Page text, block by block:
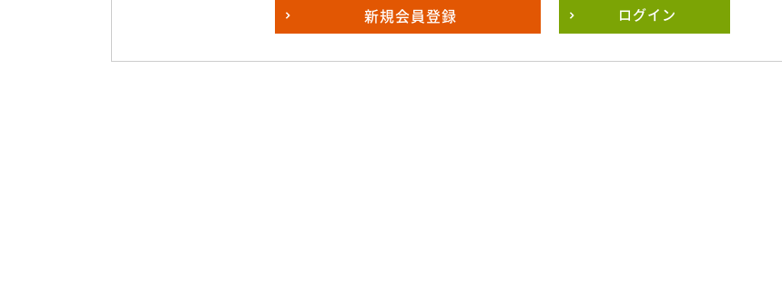
新規会員登録 ログイン